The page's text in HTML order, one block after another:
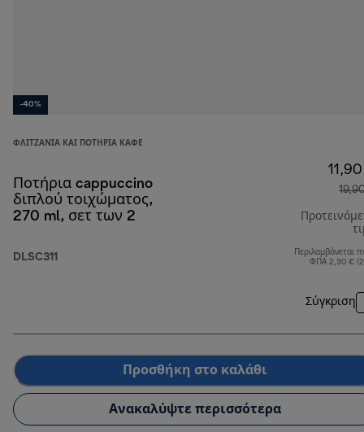
-40%
ΦΛΙΤΖΆΝΙΑ ΚΑΙ ΠΟΤΉΡΙΑ ΚΑΦΈ
Ποτήρια cappuccino
διπλού τοιχώματος,
270 ml, σετ των 2
DLSC311
Περιλαμβάνεται
ΦΠΑ 2,30 €
Σύγκριση
Προσθήκη στο καλάθι
Ανακαλύψτε περισσότερα